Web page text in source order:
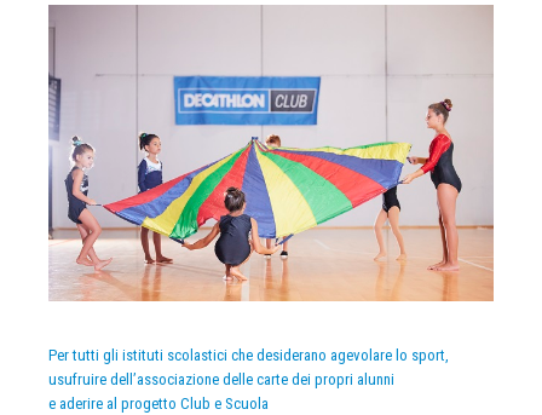
Per tutti gli istituti scolastici che desiderano agevolare lo sport,
usufruire dell’associazione delle carte dei propri alunni
e aderire al progetto Club e Scuola